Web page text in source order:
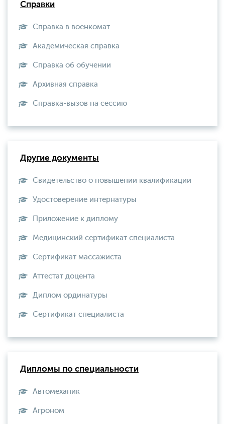
Справки
Справка в военкомат
Академическая справка
Справка об обучении
Архивная справка
Справка-вызов на сессию
Другие документы
Свидетельство о повышении квалификации
Удостоверение интернатуры
Приложение к диплому
Медицинский сертификат специалиста
Сертификат массажиста
Аттестат доцента
Диплом ординатуры
Сертификат специалиста
Дипломы по специальности
Автомеханик
Агроном